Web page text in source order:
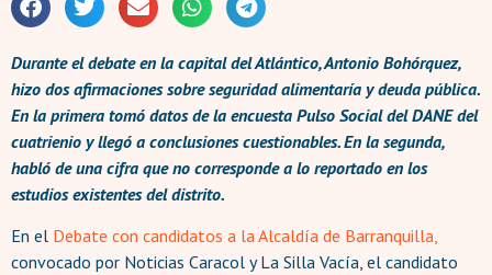
Durante el debate en la capital del Atlántico, Antonio Bohórquez,
hizo dos afirmaciones sobre seguridad alimentaría y deuda pública.
En la primera tomó datos de la encuesta Pulso Social del DANE del
cuatrienio y llegó a conclusiones cuestionables. En la segunda,
habló de una cifra que no corresponde a lo reportado en los
estudios existentes del distrito.
En el Debate con candidatos a la Alcaldía de Barranquilla,
convocado por Noticias Caracol y La Silla Vacía, el candidato